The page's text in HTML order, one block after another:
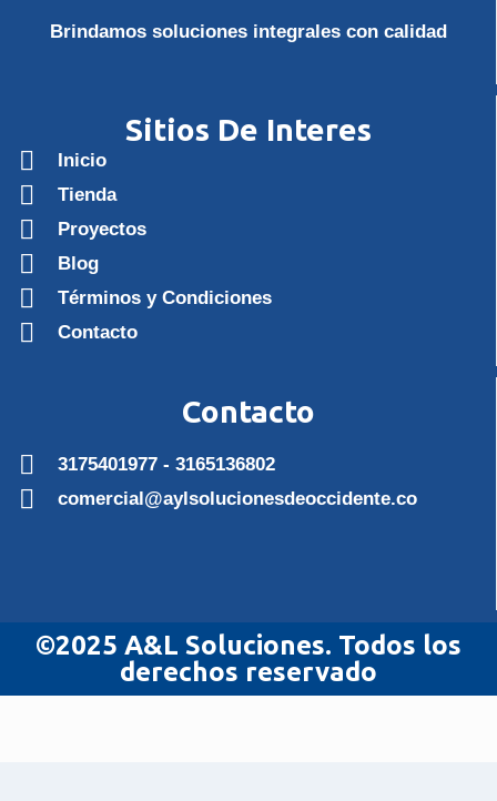
Brindamos soluciones integrales con calidad
Sitios De Interes
Inicio
Tienda
Proyectos
Blog
Términos y Condiciones
Contacto
Contacto
3175401977 - 3165136802
comercial@aylsolucionesdeoccidente.co
©2025 A&L Soluciones. Todos los
derechos reservado